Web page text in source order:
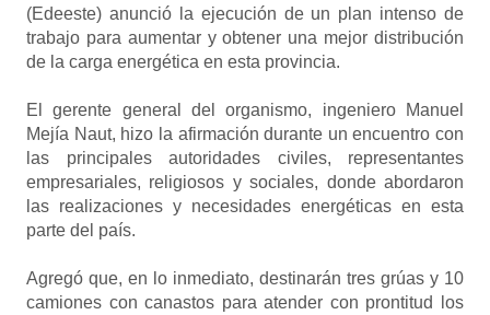
(Edeeste) anunció la ejecución de un plan intenso de
trabajo para aumentar y obtener una mejor distribución
de la carga energética en esta provincia.
El gerente general del organismo, ingeniero Manuel
Mejía Naut, hizo la afirmación durante un encuentro con
las principales autoridades civiles, representantes
empresariales, religiosos y sociales, donde abordaron
las realizaciones y necesidades energéticas en esta
parte del país.
Agregó que, en lo inmediato, destinarán tres grúas y 10
camiones con canastos para atender con prontitud los